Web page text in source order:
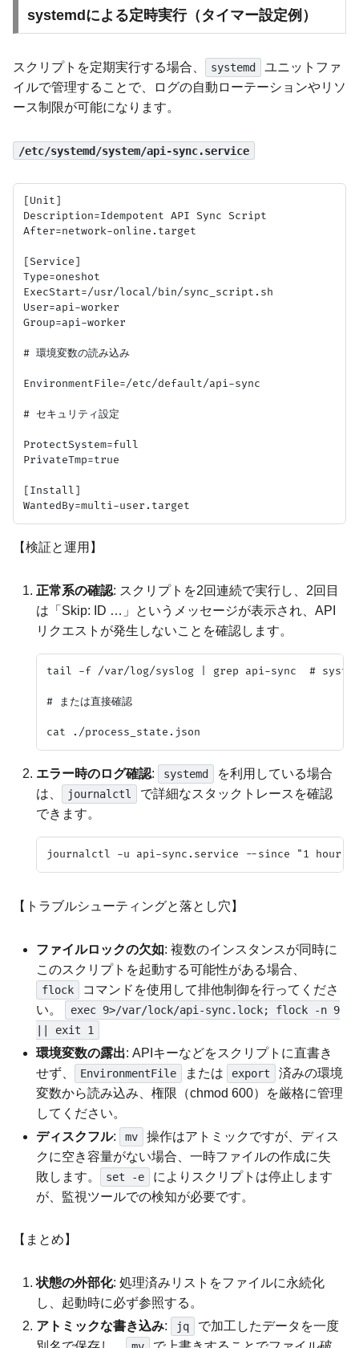
systemdによる定時実行（タイマー設定例）
スクリプトを定期実行する場合、 systemd
ユニットファ
イルで管理することで、ログの自動ローテーションやリソ
ース制限が可能になります。
/etc/systemd/system/api-sync.service
[Unit]
Description=Idempotent API Sync Script
After=network-online.target
[Service]
Type=oneshot
ExecStart=/usr/local/bin/sync_script.sh
User=api-worker
Group=api-worker
# 環境変数の読み込み
EnvironmentFile=/etc/default/api-sync
# セキュリティ設定
ProtectSystem=full
PrivateTmp=true
[Install]
【検証と運用】
正常系の確認: スクリプトを2回連続で実行し、2回目
は「Skip: ID …」というメッセージが表示され、API
リクエストが発生しないことを確認します。
tail -f /var/log/syslog | grep api-sync  # systemd
# または直接確認
エラー時のログ確認: systemd
を利用している場合
は、
journalctl
で詳細なスタックトレースを確認
できます。
【トラブルシューティングと落とし穴】
ファイルロックの欠如: 複数のインスタンスが同時に
このスクリプトを起動する可能性がある場合、
flock
コマンドを使用して排他制御を行ってくださ
い。
exec 9>/var/lock/api-sync.lock; flock -n 9
|| exit 1
環境変数の露出: APIキーなどをスクリプトに直書き
せず、
EnvironmentFile または export
済みの環境
変数から読み込み、権限（chmod 600）を厳格に管理
してください。
ディスクフル: mv
操作はアトミックですが、ディス
クに空き容量がない場合、一時ファイルの作成に失
敗します。
set -e
によりスクリプトは停止します
が、監視ツールでの検知が必要です。
【まとめ】
状態の外部化: 処理済みリストをファイルに永続化
し、起動時に必ず参照する。
アトミックな書き込み: jq
で加工したデータを一度